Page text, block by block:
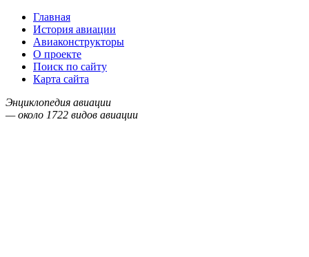
Главная
История авиации
Авиаконструкторы
О проекте
Поиск по сайту
Карта сайта
Энциклопедия авиации
— около 1722 видов авиации